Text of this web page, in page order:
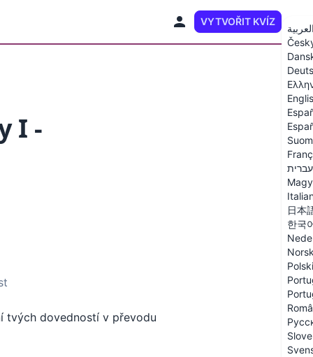
VYTVOŘIT KVÍZ
עברית
日本
한국
Polski
I -
tvých dovedností v převodu